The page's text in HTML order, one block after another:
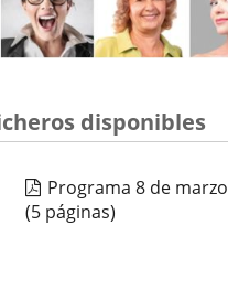
disponibles
Programa 8 de marzo
(5 páginas)